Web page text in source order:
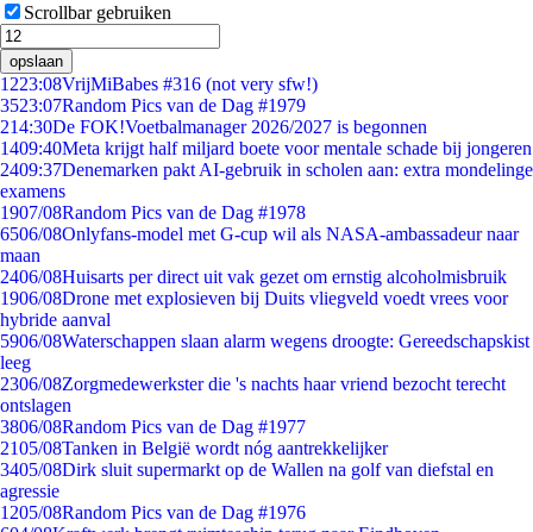
Scrollbar gebruiken
opslaan
1223:08VrijMiBabes #316 (not very sfw!)
3523:07Random Pics van de Dag #1979
214:30De FOK!Voetbalmanager 2026/2027 is begonnen
1409:40Meta krijgt half miljard boete voor mentale schade bij jongeren
2409:37Denemarken pakt AI-gebruik in scholen aan: extra mondelinge
examens
1907/08Random Pics van de Dag #1978
6506/08Onlyfans-model met G-cup wil als NASA-ambassadeur naar
maan
2406/08Huisarts per direct uit vak gezet om ernstig alcoholmisbruik
1906/08Drone met explosieven bij Duits vliegveld voedt vrees voor
hybride aanval
5906/08Waterschappen slaan alarm wegens droogte: Gereedschapskist
leeg
2306/08Zorgmedewerkster die 's nachts haar vriend bezocht terecht
ontslagen
3806/08Random Pics van de Dag #1977
2105/08Tanken in België wordt nóg aantrekkelijker
3405/08Dirk sluit supermarkt op de Wallen na golf van diefstal en
agressie
1205/08Random Pics van de Dag #1976